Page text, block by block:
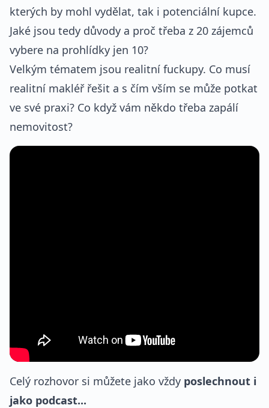
kterých by mohl vydělat, tak i potenciální kupce.
Jaké jsou tedy důvody a proč třeba z 20 zájemců
vybere na prohlídky jen 10?
Velkým tématem jsou realitní fuckupy. Co musí
realitní makléř řešit a s čím vším se může potkat
ve své praxi? Co když vám někdo třeba zapálí
nemovitost?
Celý rozhovor si můžete jako vždy poslechnout i
jako podcast...